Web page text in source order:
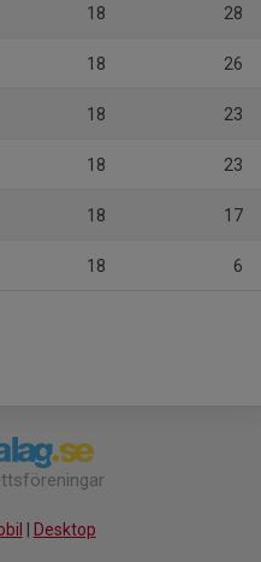
18 28
18 26
18 23
18 23
18 17
18 6
Desktop